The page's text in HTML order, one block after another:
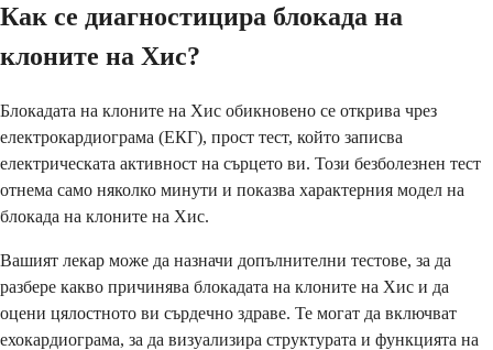
Как се диагностицира блокада на
клоните на Хис?
Блокадата на клоните на Хис обикновено се открива чрез
електрокардиограма (ЕКГ), прост тест, който записва
електрическата активност на сърцето ви. Този безболезнен тест
отнема само няколко минути и показва характерния модел на
блокада на клоните на Хис.
Вашият лекар може да назначи допълнителни тестове, за да
разбере какво причинява блокадата на клоните на Хис и да
оцени цялостното ви сърдечно здраве. Те могат да включват
ехокардиограма, за да визуализира структурата и функцията на